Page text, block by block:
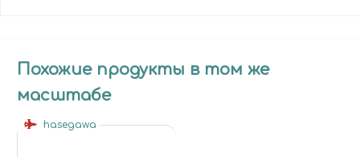
Похожие продукты в том же
масштабе
hasegawa